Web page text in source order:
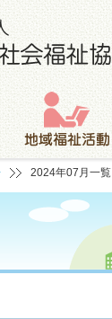
議会
域福祉活動
2024年07月一覧